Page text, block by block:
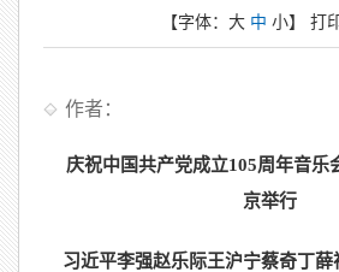
【字体： 大 中 小】 打
作者：
庆祝中国共产党成立105周年音乐
京举行
习近平李强赵乐际王沪宁蔡奇丁